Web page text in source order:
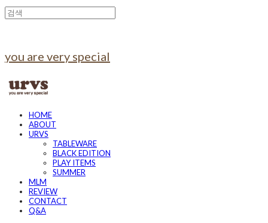
you are very special
HOME
ABOUT
URVS
TABLEWARE
BLACK EDITION
PLAY ITEMS
SUMMER
MLM
REVIEW
CONTACT
Q&A